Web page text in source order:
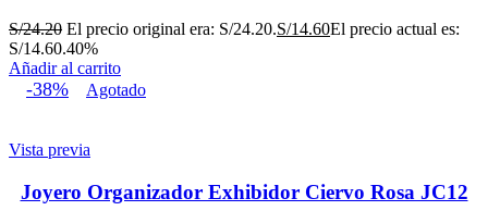
S/24.20 El precio original era: S/24.20.S/14.60El precio actual es:
S/14.60.40%
Añadir al carrito
-38% Agotado
Vista previa
Joyero Organizador Exhibidor Ciervo Rosa JC12